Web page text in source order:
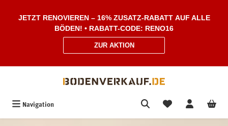
JETZT RENOVIEREN – 16% ZUSATZ-RABATT AUF ALLE
BÖDEN! • RABATT-CODE: RENO16
ZUR AKTION
Navigation